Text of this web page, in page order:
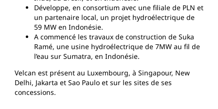
Développe, en consortium avec une filiale de PLN et
un partenaire local, un projet hydroélectrique de
59 MW en Indonésie.
A commencé les travaux de construction de Suka
Ramé, une usine hydroélectrique de 7MW au fil de
l’eau sur Sumatra, en Indonésie.
Velcan est présent au Luxembourg, à Singapour, New
Delhi, Jakarta et Sao Paulo et sur les sites de ses
concessions.